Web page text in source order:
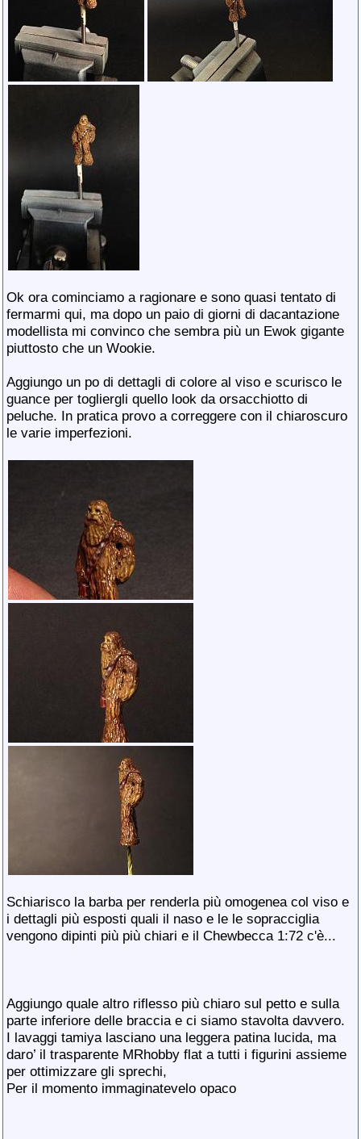
Ok ora cominciamo a ragionare e sono quasi tentato di
fermarmi qui, ma dopo un paio di giorni di dacantazione
modellista mi convinco che sembra più un Ewok gigante
piuttosto che un Wookie.
Aggiungo un po di dettagli di colore al viso e scurisco le
guance per togliergli quello look da orsacchiotto di
peluche. In pratica provo a correggere con il chiaroscuro
le varie imperfezioni.
Schiarisco la barba per renderla più omogenea col viso e
i dettagli più esposti quali il naso e le le sopracciglia
vengono dipinti più più chiari e il Chewbecca 1:72 c'è...
Aggiungo quale altro riflesso più chiaro sul petto e sulla
parte inferiore delle braccia e ci siamo stavolta davvero.
I lavaggi tamiya lasciano una leggera patina lucida, ma
daro’ il trasparente MRhobby flat a tutti i figurini assieme
per ottimizzare gli sprechi,
Per il momento immaginatevelo opaco